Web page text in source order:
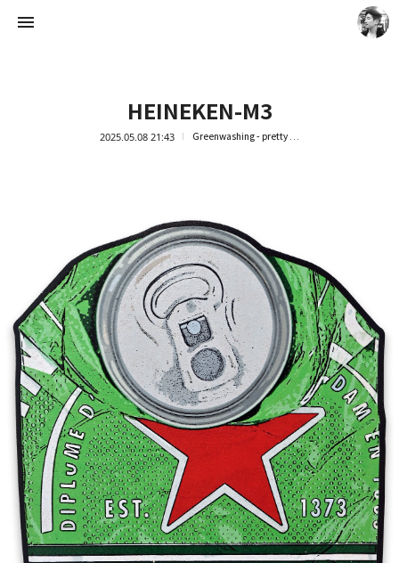
HEINEKEN-M3
2025.05.08 21:43 Greenwashing - pretty trash